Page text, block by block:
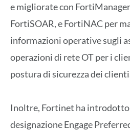
e migliorate con
FortiSOAR, e FortiNAC per
informazioni operative sugli
operazioni di rete OT per i
postura di sicurezza dei
Inoltre, Fortinet ha introdotto
designazione Engage